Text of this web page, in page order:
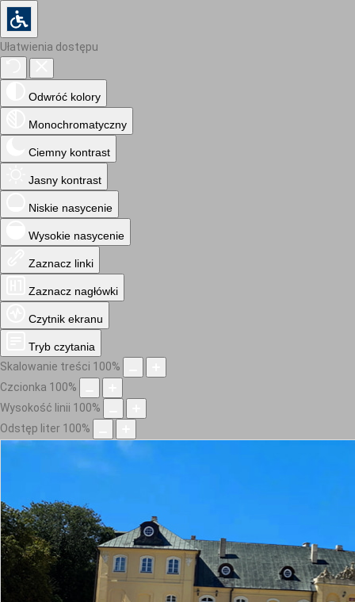
Ułatwienia dostępu
Odwróć kolory
Monochromatyczny
Ciemny kontrast
Jasny kontrast
Niskie nasycenie
Wysokie nasycenie
Zaznacz linki
Zaznacz nagłówki
Czytnik ekranu
Tryb czytania
Skalowanie treści 100%
Czcionka 100%
Wysokość linii 100%
Odstęp liter 100%